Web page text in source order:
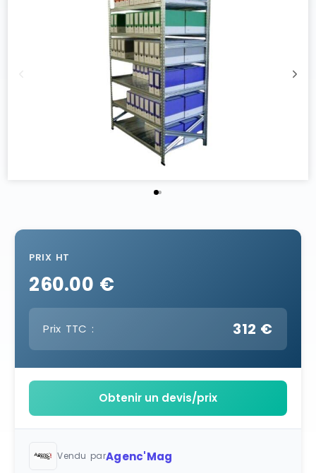
PRIX HT
260.00 €
Prix TTC : 312 €
Obtenir un devis/prix
Vendu parAgenc'Mag